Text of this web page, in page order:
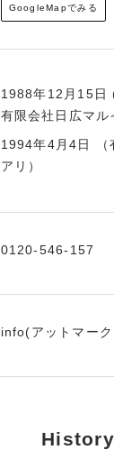
GoogleMapでみる
1988年12月15日
有限会社日広マル
1994年4月4日 （
アリ）
0120-546-157
info(アットマー
History